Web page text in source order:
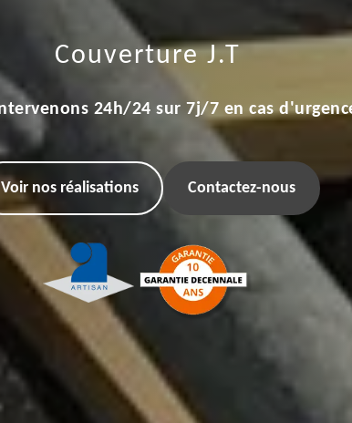
Couverture J.T
24h/24 sur 7j/7 en cas
Voir nos réalisations Contactez-nous